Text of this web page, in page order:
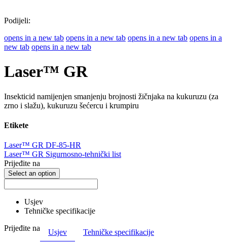
Podijeli:
opens in a new tab opens in a new tab opens in a new tab opens in a
new tab opens in a new tab
Laser™ GR
Insekticid namijenjen smanjenju brojnosti žičnjaka na kukuruzu (za
zrno i slažu), kukuruzu šećercu i krumpiru
Etikete
Laser™ GR DF-85-HR
Laser™ GR Sigurnosno-tehnički list
Prijeđite na
Select an option
Usjev
Tehničke specifikacije
Prijeđite na
Usjev Tehničke specifikacije